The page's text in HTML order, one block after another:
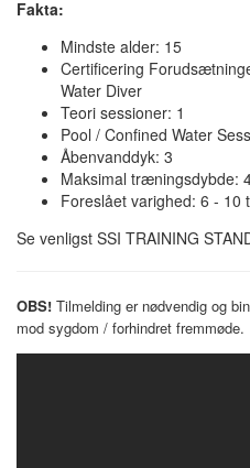
Fakta:
Mindste alder: 15
Certificering
Water Diver
Teori sessioner: 1
Pool / Confined Water
Åbenvanddyk: 3
Maksimal træningsdybde:
Foreslået varighed: 6 - 10
Se venligst SSI TRAINING
OBS! Tilmelding er nødvendig og
mod sygdom / forhindret fremmøde.